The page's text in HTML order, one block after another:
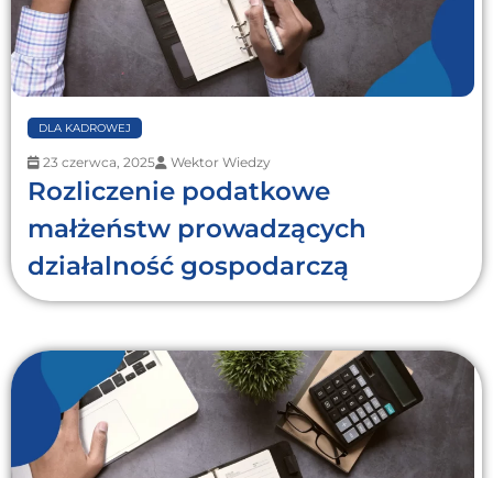
DLA KADROWEJ
23 czerwca, 2025 Wektor Wiedzy
Rozliczenie podatkowe
małżeństw prowadzących
działalność gospodarczą